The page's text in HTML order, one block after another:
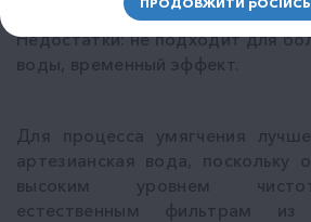
Недостатки: не подходит для
воды, временный эффект.
Для процесса умягчения
артезианская вода, поскольку
высоким уровнем
естественным фильтрам